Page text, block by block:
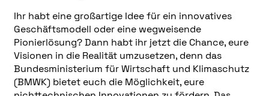
Ihr habt eine großartige Idee für ein innovatives
Geschäftsmodell oder eine wegweisende
Pionierlösung? Dann habt ihr jetzt die Chance, eure
Visionen in die Realität umzusetzen, denn das
Bundesministerium für Wirtschaft und Klimaschutz
(BMWK) bietet euch die Möglichkeit, eure